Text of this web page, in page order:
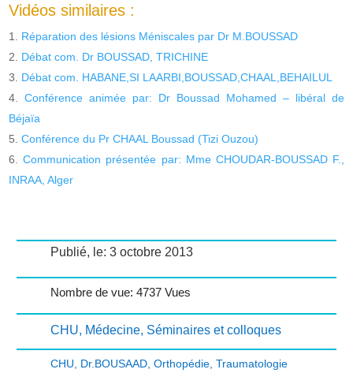
Vidéos similaires :
Réparation des lésions Méniscales par Dr M.BOUSSAD
Débat com. Dr BOUSSAD, TRICHINE
Débat com. HABANE,SI LAARBI,BOUSSAD,CHAAL,BEHAILUL
Conférence animée par: Dr Boussad Mohamed – libéral de
Béjaïa
Conférence du Pr CHAAL Boussad (Tizi Ouzou)
Communication présentée par: Mme CHOUDAR-BOUSSAD F.,
INRAA, Alger
Publié, le: 3 octobre 2013
Nombre de vue: 4737 Vues
CHU, Médecine, Séminaires et colloques
CHU Dr.BOUSAAD, Orthopédie, Traumatologie